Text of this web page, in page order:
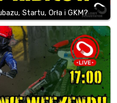
Startu, Orła i GKM?